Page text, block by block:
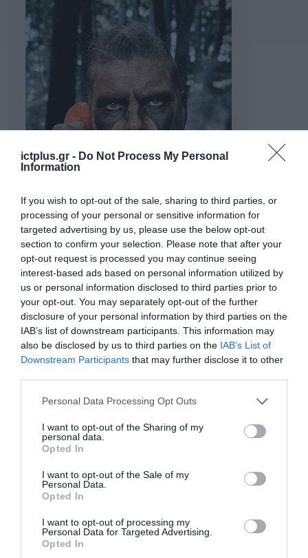
ictplus.gr - Do Not Process My Personal
Information
If you wish to opt-out of the sale, sharing to third parties, or
processing of your personal or sensitive information for
targeted advertising by us, please use the below opt-out
section to confirm your selection. Please note that after your
opt-out request is processed you may continue seeing
interest-based ads based on personal information utilized by
us or personal information disclosed to third parties prior to
your opt-out. You may separately opt-out of the further
disclosure of your personal information by third parties on the
IAB’s list of downstream participants. This information may
also be disclosed by us to third parties on the IAB’s List of
Downstream Participants that may further disclose it to other
Please note that this website/app uses one or more Google
not limited to your visit or usage behaviour. You may click to
grant or deny consent to Google and its third-party tags to
use your data for below specified purposes in below Google
consent section.
Personal Data Processing Opt Outs
I want to opt-out of the Sharing of my
personal data.
Opted In
I want to opt-out of the Sale of my
Personal Data.
Opted In
I want to opt-out of processing my
Personal Data for Targeted Advertising.
Opted In
ΡΟΗ ΕΙΔΗΣΕΩΝ
Το χρηματοδοτούμενο
από την ΕΕ έργο “The
Gaming Police”
ενισχύει την ασφάλεια
διαδίκτυο
31.07.2026
ΑΑΔΕ: Διευκρινίσεις
για τα πρόστιμα σε